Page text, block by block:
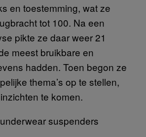
en toestemming, wat ze
tot 100. Na een
pikte ze daar weer 21
meest bruikbare en
hadden. Toen begon ze
thema’s op te stellen,
te komen.